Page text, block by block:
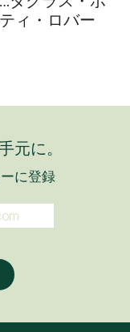
ィ・ロバー
元に。
に登録